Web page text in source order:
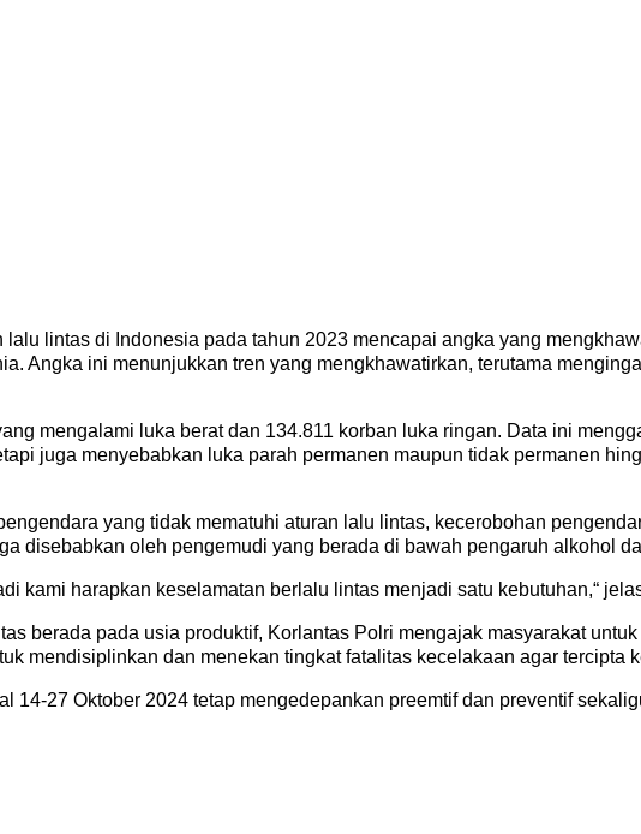
lintas di Indonesia pada tahun 2023 mencapai angka yang
Angka ini menunjukkan tren yang mengkhawatirkan, terutama
mengalami luka berat dan 134.811 korban luka ringan. Data ini
juga menyebabkan luka parah permanen maupun tidak permanen
yang tidak mematuhi aturan lalu lintas, kecerobohan
disebabkan oleh pengemudi yang berada di bawah pengaruh alkohol
kami harapkan keselamatan berlalu lintas menjadi satu kebutuhan,“
berada pada usia produktif, Korlantas Polri mengajak masyarakat
mendisiplinkan dan menekan tingkat fatalitas kecelakaan agar tercipta
27 Oktober 2024 tetap mengedepankan preemtif dan preventif